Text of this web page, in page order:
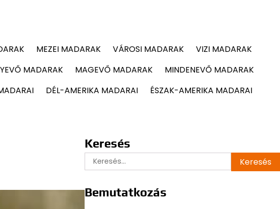
MEZEI MADARAK VÁROSI MADARAK
VIZI MADARAK
MADARAK MAGEVŐ MADARAK
MINDENEVŐ MADARAK
DÉL-AMERIKA MADARAI
ÉSZAK-AMERIKA MADARAI
Keresés
Keresés:
Bemutatkozás